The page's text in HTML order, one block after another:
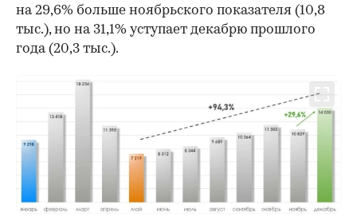
на 29,6% больше ноябрьского показателя (10,8
тыс.), но на 31,1% уступает декабрю прошлого
года (20,3 тыс.).